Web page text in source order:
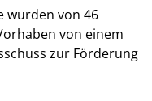
wurden von 46
von einem
zur Förderung